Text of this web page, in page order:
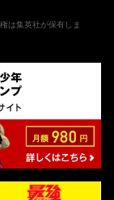
は集英社が保有しま